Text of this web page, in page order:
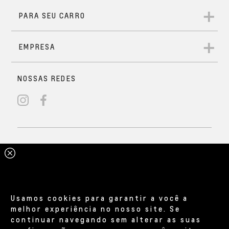
Usamos cookies para garantir a você a
melhor experiência no nosso site. Se
continuar navegando sem alterar as suas